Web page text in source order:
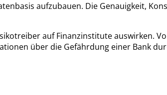
aufzubauen. Die Genauigkeit,
auf Finanzinstitute
über die Gefährdung einer Bank